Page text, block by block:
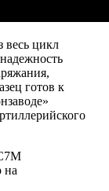
весь цикл
готов к
на